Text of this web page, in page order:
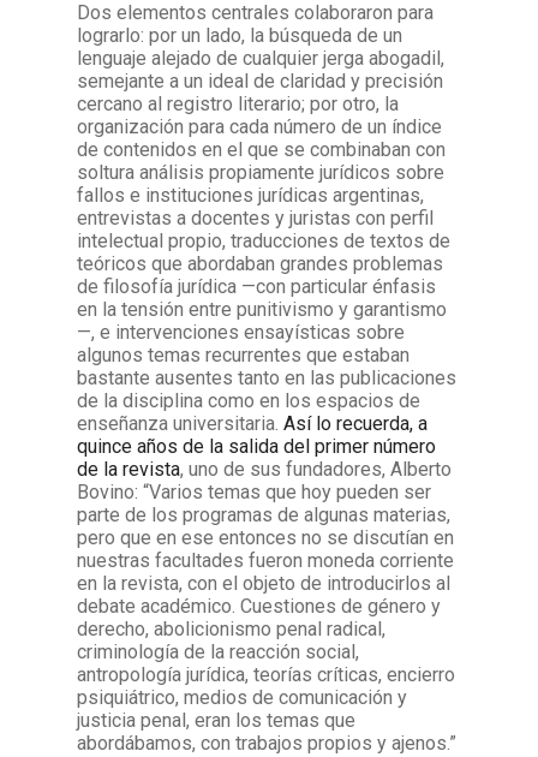
Dos elementos centrales colaboraron para
lograrlo: por un lado, la búsqueda de un
lenguaje alejado de cualquier jerga abogadil,
semejante a un ideal de claridad y precisión
cercano al registro literario; por otro, la
organización para cada número de un índice
de contenidos en el que se combinaban con
soltura análisis propiamente jurídicos sobre
fallos e instituciones jurídicas argentinas,
entrevistas a docentes y juristas con perfil
intelectual propio, traducciones de textos de
teóricos que abordaban grandes problemas
de filosofía jurídica —con particular énfasis
en la tensión entre punitivismo y garantismo
—, e intervenciones ensayísticas sobre
algunos temas recurrentes que estaban
bastante ausentes tanto en las publicaciones
de la disciplina como en los espacios de
enseñanza universitaria.Así lo recuerda, a
quince años de la salida del primer número
de la revista, uno de sus fundadores, Alberto
Bovino: “Varios temas que hoy pueden ser
parte de los programas de algunas materias,
pero que en ese entonces no se discutían en
nuestras facultades fueron moneda corriente
en la revista, con el objeto de introducirlos al
debate académico. Cuestiones de género y
derecho, abolicionismo penal radical,
criminología de la reacción social,
antropología jurídica, teorías críticas, encierro
psiquiátrico, medios de comunicación y
justicia penal, eran los temas que
abordábamos, con trabajos propios y ajenos.”